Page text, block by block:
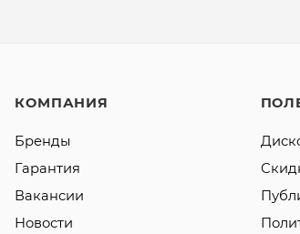
КОМПАНИЯ
Бренды
Гарантия
Вакансии
Новости